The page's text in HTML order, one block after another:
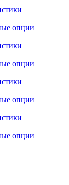
опции
опции
опции
опции